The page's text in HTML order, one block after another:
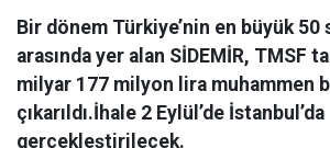
Bir dönem Türkiye’nin en büyük 50
arasında yer alan SİDEMİR, TMSF
milyar 177 milyon lira muhammen
çıkarıldı.İhale 2 Eylül’de İstanbul’da
gerçekleştirilecek.